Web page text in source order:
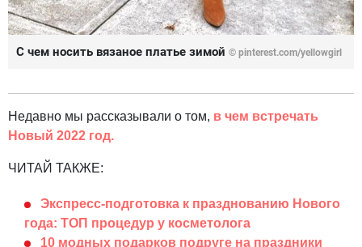
С чем носить вязаное платье зимой © pinterest.com/yellowgirl
Недавно мы рассказывали о том, в чем встречать
Новый 2022 год.
ЧИТАЙ ТАКЖЕ:
Экспресс-подготовка к празднованию Нового
года: ТОП процедур у косметолога
10 модных подарков подруге на праздники